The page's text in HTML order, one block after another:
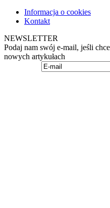
Informacja o cookies
Kontakt
NEWSLETTER
Podaj nam swój e-mail, jeśli
nowych artykułach